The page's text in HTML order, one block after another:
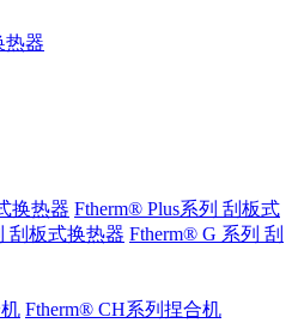
换热器 Ftherm® Plus系列 刮板式
刮板式换热器 Ftherm® G 系列 刮
Ftherm® CH系列捏合机